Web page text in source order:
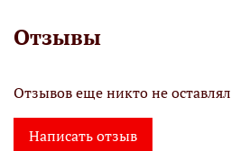
Отзывы
Отзывов еще никто не оставлял
Написать отзыв